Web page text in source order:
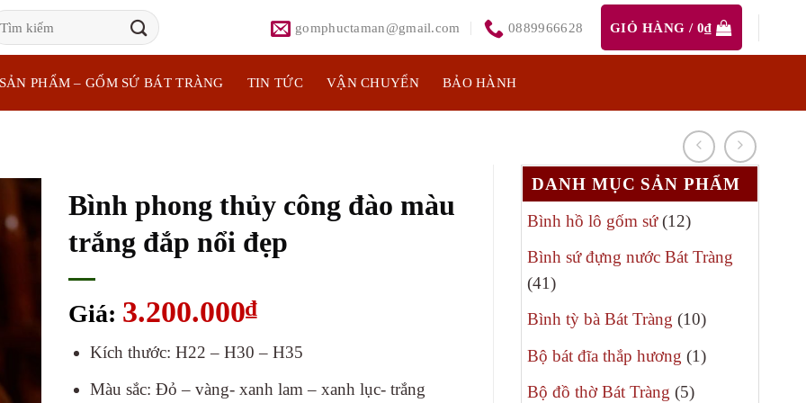
gomphuctaman@gmail.com 0889966628 GIỎ HÀNG / 0₫
SẢN PHẨM – GỐM SỨ BÁT TRÀNG TIN TỨC VẬN CHUYỂN BẢO HÀNH
DANH MỤC SẢN PHẨM
Bình hồ lô gốm sứ 1212
Bình sứ đựng nước Bát Tràng
4141
sản
phẩm
Bình tỳ bà Bát Tràng 1010
phẩm
Bộ bát đĩa thắp hương 11
Bộ đồ thờ Bát Tràng 55
Bình phong thủy công đào màu
trắng đắp nổi đẹp
Giá: 3.200.000₫
Kích thước: H22 – H30 – H35
Màu sắc: Đỏ – vàng- xanh lam – xanh lục- trắng